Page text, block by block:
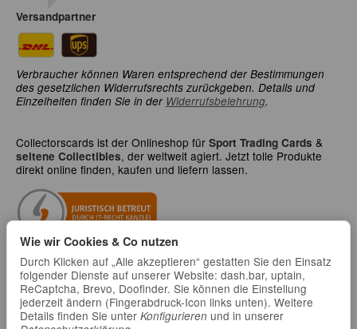
Versandpartner
Verbraucher können Waren entsprechend der Bestimmungen
des gesetzlichen Widerrufsrechts zurückgeben. Details und
Einzelheiten finden Sie in der Widerrufsbelehrung.
Collectorscards ist der Onlineshop für Sport Trading Cards &
seltene Collectibles, der weltweit agiert. Jetzt tolle Produkte
direkt online finden, kaufen und liefern lassen.
Datenschutz•Impressum
Wie wir Cookies & Co nutzen
Durch Klicken auf „Alle akzeptieren“ gestatten Sie den Einsatz
folgender Dienste auf unserer Website: dash.bar, uptain,
ReCaptcha, Brevo, Doofinder. Sie können die Einstellung
jederzeit ändern (Fingerabdruck-Icon links unten). Weitere
Details finden Sie unter Konfigurieren und in unserer